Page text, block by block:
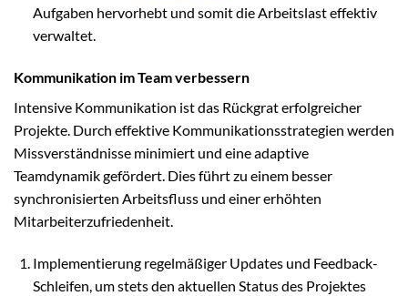
Aufgaben hervorhebt und somit die Arbeitslast effektiv
verwaltet.
Kommunikation im Team verbessern
Intensive Kommunikation ist das Rückgrat erfolgreicher
Projekte. Durch effektive Kommunikationsstrategien werden
Missverständnisse minimiert und eine adaptive
Teamdynamik gefördert. Dies führt zu einem besser
synchronisierten Arbeitsfluss und einer erhöhten
Mitarbeiterzufriedenheit.
Implementierung regelmäßiger Updates und Feedback-
Schleifen, um stets den aktuellen Status des Projektes